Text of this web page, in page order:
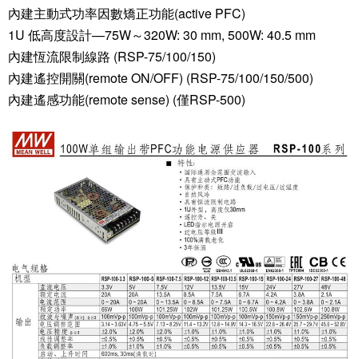
內建主動式功率因數矯正功能(active PFC)
1U 低高度設計—75W～320W: 30 mm, 500W: 40.5 mm
內建恆流限制線路 (RSP-75/100/150)
內建遙控開關(remote ON/OFF) (RSP-75/100/150/500)
內建遙感功能(remote sense) (僅RSP-500)